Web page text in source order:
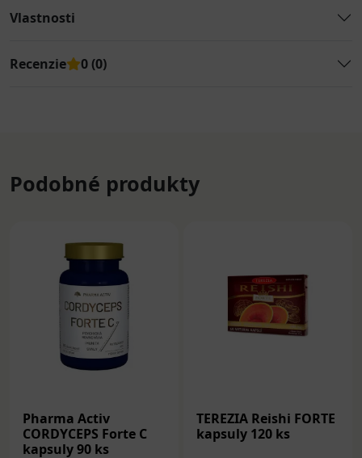
Vlastnosti
Recenzie 0 (0)
Podobné produkty
Pharma Activ
CORDYCEPS Forte C
kapsuly 90 ks
TEREZIA Reishi FORTE
kapsuly 120 ks